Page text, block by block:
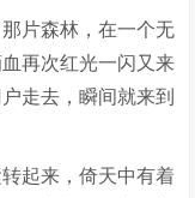
片森林，在一个无
再次红光一闪又来
走去，瞬间就来到
起来，倚天中有着